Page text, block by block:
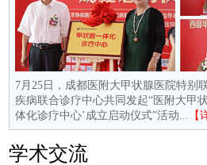
7月25日，成都医附大甲状腺医院特别
疾病联合诊疗中心共同发起“医附大甲
体化诊疗中心’成立启动仪式”活动...
【
学术交流